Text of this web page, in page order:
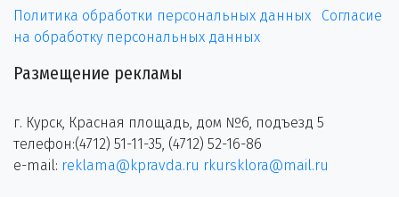
Политика обработки персональных данных
Согласие
на обработку персональных данных
Размещение рекламы
г. Курск, Красная площадь, дом №6, подъезд 5
телефон:(4712) 51-11-35, (4712) 52-16-86
e-mail: reklama@kpravda.ru rkursklora@mail.ru